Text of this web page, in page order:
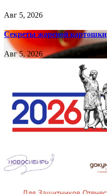
Авг 5, 2026
Секреты жареной картошки
Авг 5, 2026